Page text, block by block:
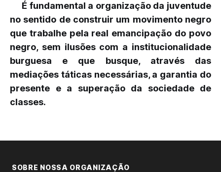
É fundamental a organização da juventude
no sentido de construir um movimento negro
que trabalhe pela real emancipação do povo
negro, sem ilusões com a institucionalidade
burguesa e que busque, através das
mediações táticas necessárias, a garantia do
presente e a superação da sociedade de
classes.
SOBRE NOSSA ORGANIZAÇÃO